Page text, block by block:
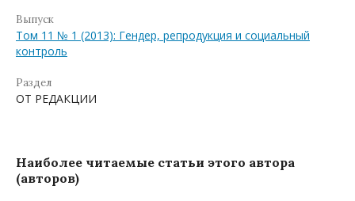
Выпуск
Том 11 № 1 (2013): Гендер, репродукция и социальный
контроль
Раздел
ОТ РЕДАКЦИИ
Наиболее читаемые статьи этого автора
(авторов)